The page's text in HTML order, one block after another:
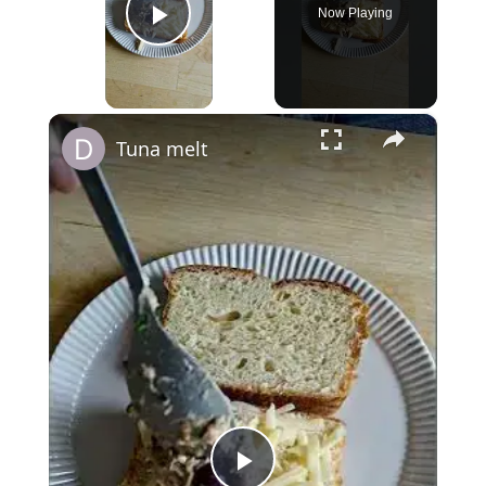
Play Video
Now Playing
×
Tuna melt